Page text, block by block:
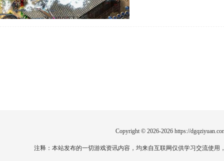
Copyright © 2026-2026 https://
注释：本站发布的一切游戏资讯内容，均来自互联网仅供学习交流使